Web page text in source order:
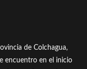
de Colchagua,
encuentro en el inicio